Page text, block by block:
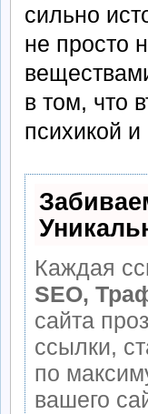
сильно
не просто
в том, что
психикой
Каждая
SEO,
сайта
ссылки,
по
вашего